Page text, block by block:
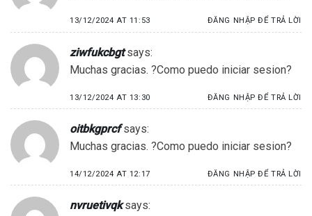
13/12/2024 AT 11:53 ĐĂNG NHẬP ĐỂ TRẢ LỜI
ziwfukcbgt says:
Muchas gracias. ?Como puedo iniciar sesion?
13/12/2024 AT 13:30 ĐĂNG NHẬP ĐỂ TRẢ LỜI
oitbkgprcf says:
Muchas gracias. ?Como puedo iniciar sesion?
14/12/2024 AT 12:17 ĐĂNG NHẬP ĐỂ TRẢ LỜI
nvruetivqk says: